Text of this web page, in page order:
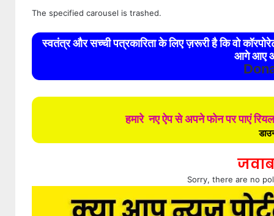
The specified carousel is trashed.
स्वतंत्र और सच्ची पत्रकारिता के लिए ज़रूरी है कि वो
आगे आए
हमारे नए ऐप से अपने फोन पर पाएं
Sorry, there are no